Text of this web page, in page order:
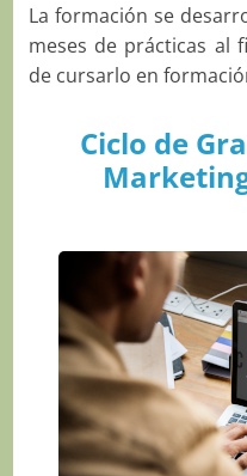
La formación se
meses de prácticas al
de cursarlo en
Ciclo de